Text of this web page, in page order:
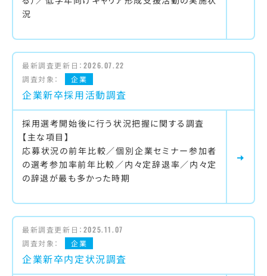
況
最新調査更新日： 2026.07.22
調査対象：
企業
企業新卒採用活動調査
採用選考開始後に行う状況把握に関する調査
【主な項目】
応募状況の前年比較／個別企業セミナー参加者
の選考参加率前年比較／内々定辞退率／内々定
の辞退が最も多かった時期
最新調査更新日： 2025.11.07
調査対象：
企業
企業新卒内定状況調査